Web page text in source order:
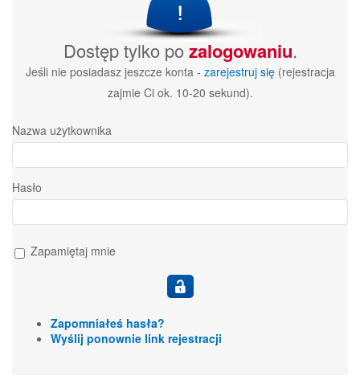
Dostęp tylko pozalogowaniu.
Jeśli nie posiadasz jeszcze konta - zarejestruj się(rejestracja
zajmie Ci ok. 10-20 sekund).
Nazwa użytkownika
Hasło
Zapamiętaj mnie
Zapomniałeś hasła?
Wyślij ponownie link rejestracji